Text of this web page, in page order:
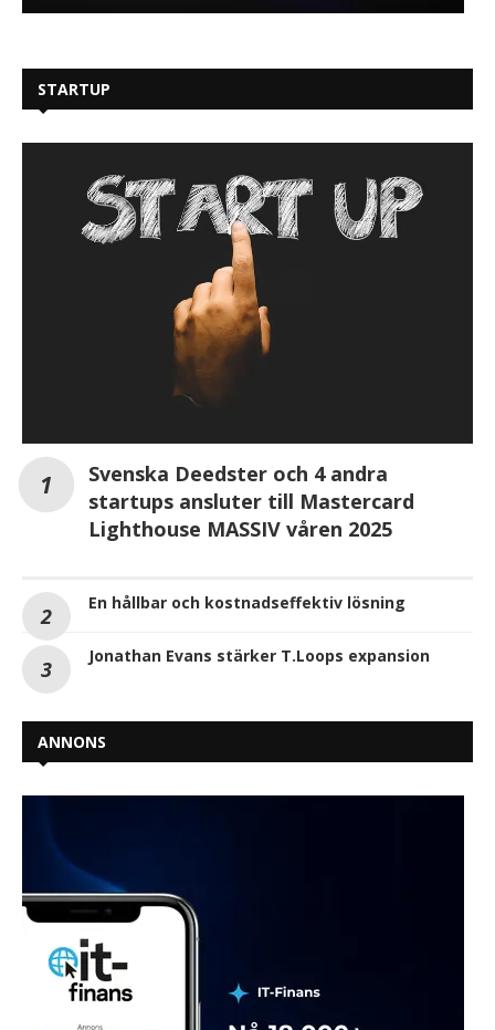
STARTUP
Svenska Deedster och 4 andra
startups ansluter till Mastercard
Lighthouse MASSIV våren 2025
En hållbar och kostnadseffektiv lösning
Jonathan Evans stärker T.Loops expansion
ANNONS